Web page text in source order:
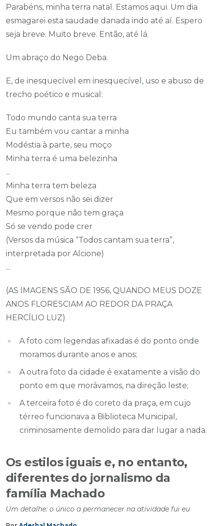
Parabéns, minha terra natal. Estamos aqui. Um dia
esmagarei esta saudade danada indo até aí. Espero
seja breve. Muito breve. Então, até lá.
Um abraço do Nego Deba.
E, de inesquecível em inesquecível, uso e abuso de
trecho poético e musical:
Todo mundo canta sua terra
Eu também vou cantar a minha
Modéstia à parte, seu moço
Minha terra é uma belezinha
...
Minha terra tem beleza
Que em versos não sei dizer
Mesmo porque não tem graça
Só se vendo pode crer
(Versos da música “Todos cantam sua terra”,
interpretada por Alcione)
...
(AS IMAGENS SÃO DE 1956, QUANDO MEUS DOZE
ANOS FLORESCIAM AO REDOR DA PRAÇA
HERCÍLIO LUZ)
A foto com legendas afixadas é do ponto onde
moramos durante anos e anos;
A outra foto da cidade é exatamente a visão do
ponto em que morávamos, na direção leste;
A terceira foto é do coreto da praça, em cujo
térreo funcionava a Biblioteca Municipal,
criminosamente demolido para dar lugar a nada.
Os estilos iguais e, no entanto,
diferentes do jornalismo da
família Machado
Um detalhe: o único a permanecer na atividade fui eu